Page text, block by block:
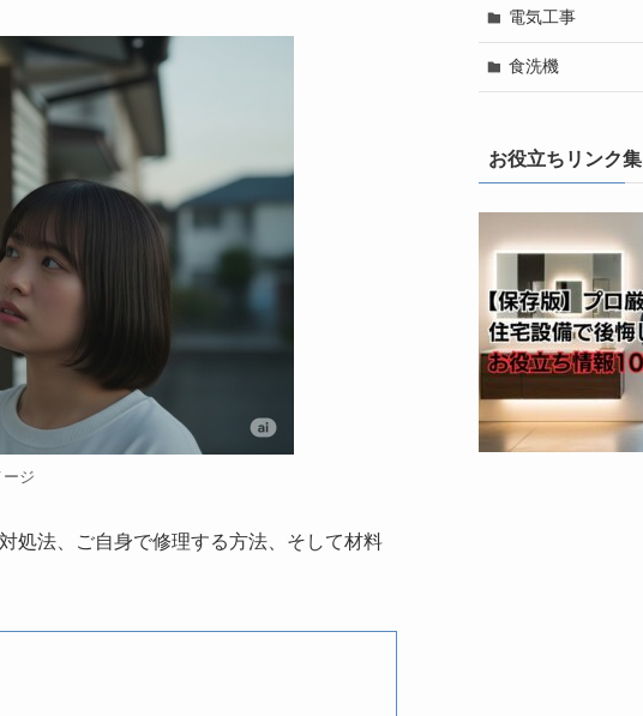
ジ
処法、ご自身で修理する方法、そして材料
電気工事
食洗機
お役立ちリンク集